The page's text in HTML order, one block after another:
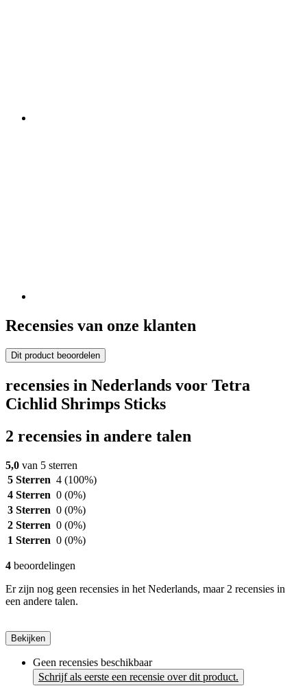
Recensies van onze klanten
Dit product beoordelen
recensies in Nederlands voor Tetra
Cichlid Shrimps Sticks
2 recensies in andere talen
5,0 van 5 sterren
5 Sterren 4 (100%)
4 Sterren 0 (0%)
3 Sterren 0 (0%)
2 Sterren 0 (0%)
1 Sterren 0 (0%)
4 beoordelingen
Er zijn nog geen recensies in het Nederlands, maar 2 recensies in
een andere talen.
Bekijken
Geen recensies beschikbaar
Schrijf als eerste een recensie over dit product.